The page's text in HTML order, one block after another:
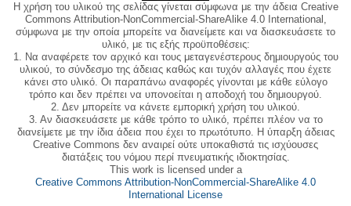
Η χρήση του υλικού της σελίδας γίνεται σύμφωνα με την άδεια Creative
Commons Attribution-NonCommercial-ShareAlike 4.0 International,
σύμφωνα με την οποία μπορείτε να διανείμετε και να διασκευάσετε το
υλικό, με τις εξής προϋποθέσεις:
1. Να αναφέρετε τον αρχικό και τους μεταγενέστερους δημιουργούς του
υλικού, το σύνδεσμο της άδειας καθώς και τυχόν αλλαγές που έχετε
κάνει στο υλικό. Οι παραπάνω αναφορές γίνονται με κάθε εύλογο
τρόπο και δεν πρέπει να υπονοείται η αποδοχή του δημιουργού.
2. Δεν μπορείτε να κάνετε εμπορική χρήση του υλικού.
3. Αν διασκευάσετε με κάθε τρόπο το υλικό, πρέπει πλέον να το
διανείμετε με την ίδια άδεια που έχει το πρωτότυπο. Η ύπαρξη άδειας
Creative Commons δεν αναιρεί ούτε υποκαθιστά τις ισχύουσες
διατάξεις του νόμου περί πνευματικής ιδιοκτησίας.
This work is licensed under a
Creative Commons Attribution-NonCommercial-ShareAlike 4.0
International License